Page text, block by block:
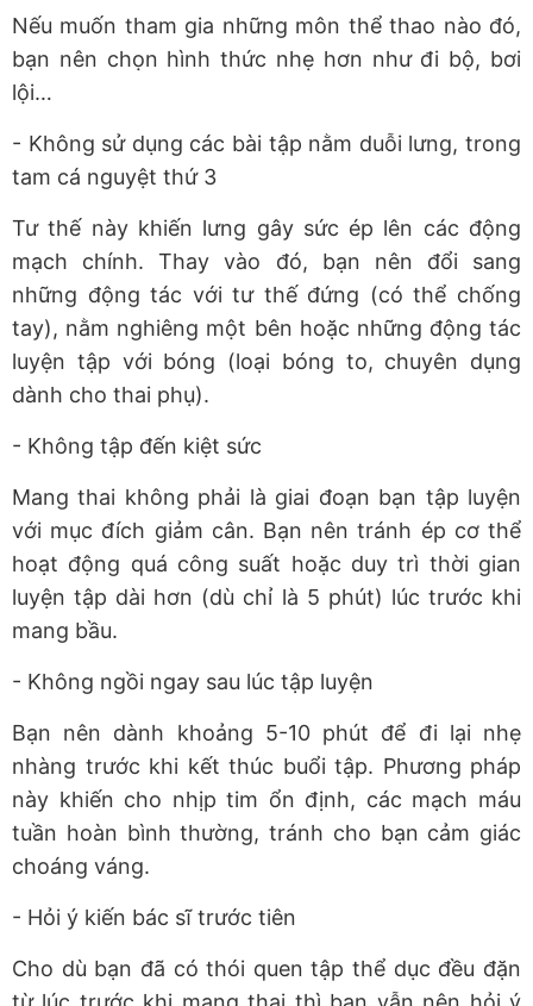
Nếu muốn tham gia những môn thể thao nào đó,
bạn nên chọn hình thức nhẹ hơn như đi bộ, bơi
lội…
- Không sử dụng các bài tập nằm duỗi lưng, trong
tam cá nguyệt thứ 3
Tư thế này khiến lưng gây sức ép lên các động
mạch chính. Thay vào đó, bạn nên đổi sang
những động tác với tư thế đứng (có thể chống
tay), nằm nghiêng một bên hoặc những động tác
luyện tập với bóng (loại bóng to, chuyên dụng
dành cho thai phụ).
- Không tập đến kiệt sức
Mang thai không phải là giai đoạn bạn tập luyện
với mục đích giảm cân. Bạn nên tránh ép cơ thể
hoạt động quá công suất hoặc duy trì thời gian
luyện tập dài hơn (dù chỉ là 5 phút) lúc trước khi
mang bầu.
- Không ngồi ngay sau lúc tập luyện
Bạn nên dành khoảng 5-10 phút để đi lại nhẹ
nhàng trước khi kết thúc buổi tập. Phương pháp
này khiến cho nhịp tim ổn định, các mạch máu
tuần hoàn bình thường, tránh cho bạn cảm giác
choáng váng.
- Hỏi ý kiến bác sĩ trước tiên
Cho dù bạn đã có thói quen tập thể dục đều đặn